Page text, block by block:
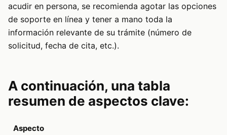
acudir en persona, se recomienda agotar las opciones
de soporte en línea y tener a mano toda la
información relevante de su trámite (número de
solicitud, fecha de cita, etc.).
A continuación, una tabla
resumen de aspectos clave:
Aspecto